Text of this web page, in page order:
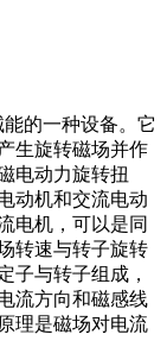
的一种设备。它
生旋转磁场并作
电动力旋转扭
动机和交流电动
电机，可以是同
转速与转子旋转
子与转子组成，
流方向和磁感线
理是磁场对电流